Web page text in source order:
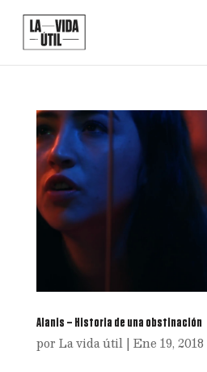
Alanis – Historia de una obstinación
por La vida útil| Ene 19, 2018